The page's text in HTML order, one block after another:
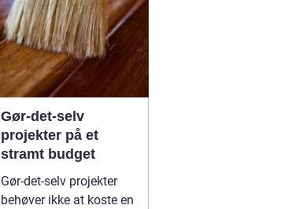
Gør-det-selv
projekter på et
stramt budget
Gør-det-selv projekter
behøver ikke at koste en